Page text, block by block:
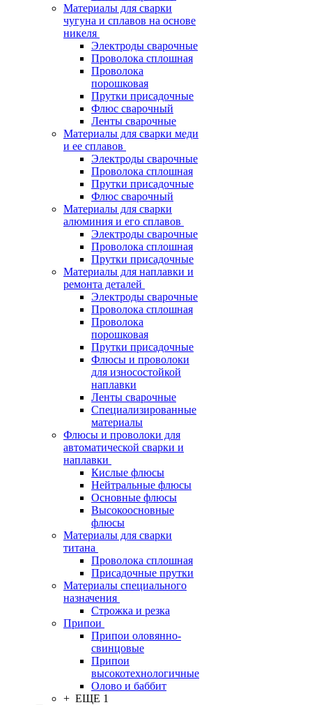
Материалы для сварки
чугуна и сплавов на основе
никеля
Электроды сварочные
Проволока сплошная
Проволока
порошковая
Прутки присадочные
Флюс сварочный
Ленты сварочные
Материалы для сварки меди
и ее сплавов
Электроды сварочные
Проволока сплошная
Прутки присадочные
Флюс сварочный
Материалы для сварки
алюминия и его сплавов
Электроды сварочные
Проволока сплошная
Прутки присадочные
Материалы для наплавки и
ремонта деталей
Электроды сварочные
Проволока сплошная
Проволока
порошковая
Прутки присадочные
Флюсы и проволоки
для износостойкой
наплавки
Ленты сварочные
Специализированные
материалы
Флюсы и проволоки для
автоматической сварки и
наплавки
Кислые флюсы
Нейтральные флюсы
Основные флюсы
Высокоосновные
флюсы
Материалы для сварки
титана
Проволока сплошная
Присадочные прутки
Материалы специального
назначения
Строжка и резка
Припои
Припои оловянно-
свинцовые
Припои
высокотехнологичные
Олово и баббит
+ ЕЩЕ 1